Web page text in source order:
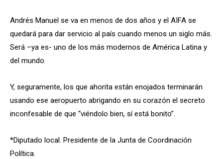
Andrés Manuel se va en menos de dos años y el AIFA se
quedará para dar servicio al país cuando menos un siglo más.
Será –ya es- uno de los más modernos de América Latina y
del mundo.
Y, seguramente, los que ahorita están enojados terminarán
usando ese aeropuerto abrigando en su corazón el secreto
inconfesable de que “viéndolo bien, sí está bonito”.
*Diputado local. Presidente de la Junta de Coordinación
Política.